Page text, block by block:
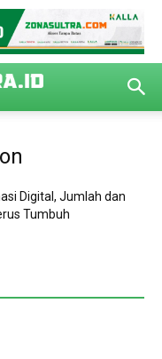
Digital, Jumlah dan
Tumbuh